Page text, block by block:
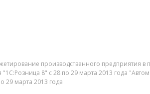
производственного предприятия
8" с 28 по 29 марта 2013 года
29 марта 2013 года